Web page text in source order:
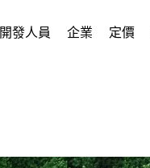
開發人員 企業 定價